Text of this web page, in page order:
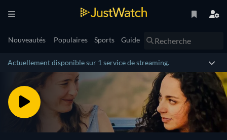
Nouveautés Populaires Sports Guide
Actuellement disponible sur 1 service de streaming.